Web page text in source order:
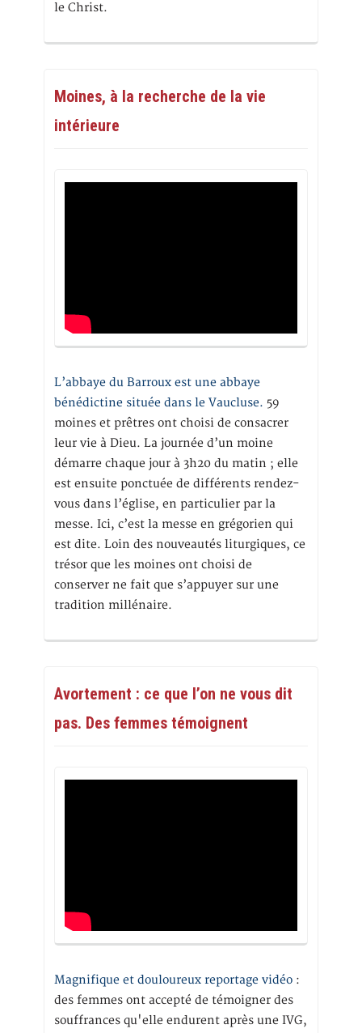
le Christ.
Moines, à la recherche de la vie
intérieure
L’abbaye du Barroux est une abbaye
bénédictine située dans le Vaucluse. 59
moines et prêtres ont choisi de consacrer
leur vie à Dieu. La journée d’un moine
démarre chaque jour à 3h20 du matin ; elle
est ensuite ponctuée de différents rendez-
vous dans l’église, en particulier par la
messe. Ici, c’est la messe en grégorien qui
est dite. Loin des nouveautés liturgiques, ce
trésor que les moines ont choisi de
conserver ne fait que s’appuyer sur une
tradition millénaire.
Avortement : ce que l’on ne vous dit
pas. Des femmes témoignent
Magnifique et douloureux reportage vidéo :
des femmes ont accepté de témoigner des
souffrances qu'elle endurent après une IVG,